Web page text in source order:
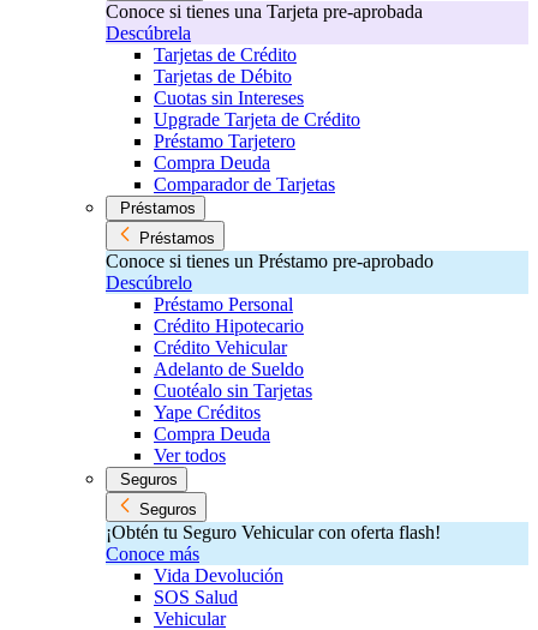
Conoce si tienes una Tarjeta pre-aprobada
Descúbrela
Tarjetas de Crédito
Tarjetas de Débito
Cuotas sin Intereses
Upgrade Tarjeta de Crédito
Préstamo Tarjetero
Compra Deuda
Comparador de Tarjetas
Préstamos
Préstamos
Conoce si tienes un Préstamo pre-aprobado
Descúbrelo
Préstamo Personal
Crédito Hipotecario
Crédito Vehicular
Adelanto de Sueldo
Cuotéalo sin Tarjetas
Yape Créditos
Compra Deuda
Ver todos
Seguros
Seguros
¡Obtén tu Seguro Vehicular con oferta flash!
Conoce más
Vida Devolución
SOS Salud
Vehicular